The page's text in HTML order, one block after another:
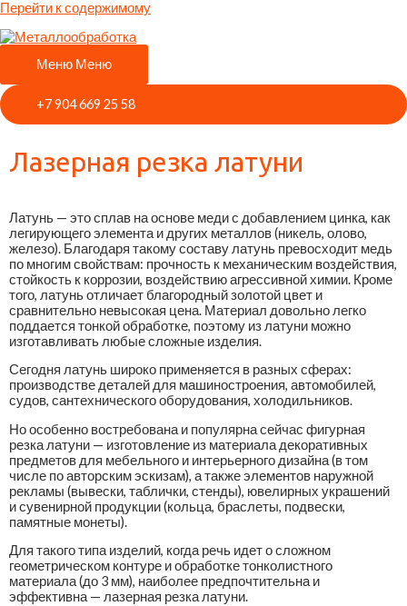
Перейти к содержимому
Меню Меню
+7 904 669 25 58
Лазерная резка латуни
Латунь — это сплав на основе меди с добавлением цинка, как
легирующего элемента и других металлов (никель, олово,
железо). Благодаря такому составу латунь превосходит медь
по многим свойствам: прочность к механическим воздействия,
стойкость к коррозии, воздействию агрессивной химии. Кроме
того, латунь отличает благородный золотой цвет и
сравнительно невысокая цена. Материал довольно легко
поддается тонкой обработке, поэтому из латуни можно
изготавливать любые сложные изделия.
Сегодня латунь широко применяется в разных сферах:
производстве деталей для машиностроения, автомобилей,
судов, сантехнического оборудования, холодильников.
Но особенно востребована и популярна сейчас фигурная
резка латуни — изготовление из материала декоративных
предметов для мебельного и интерьерного дизайна (в том
числе по авторским эскизам), а также элементов наружной
рекламы (вывески, таблички, стенды), ювелирных украшений
и сувенирной продукции (кольца, браслеты, подвески,
памятные монеты).
Для такого типа изделий, когда речь идет о сложном
геометрическом контуре и обработке тонколистного
материала (до 3 мм), наиболее предпочтительна и
эффективна — лазерная резка латуни.